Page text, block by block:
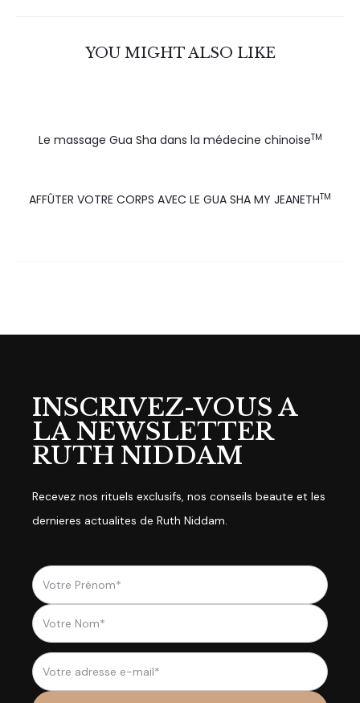
YOU MIGHT ALSO LIKE
Le massage Gua Sha dans la médecine chinoiseTM
AFFÛTER VOTRE CORPS AVEC LE GUA SHA MY JEANETHTM
INSCRIVEZ-VOUS A
LA NEWSLETTER
RUTH NIDDAM
Recevez nos rituels exclusifs, nos conseils beaute et les
dernieres actualites de Ruth Niddam.